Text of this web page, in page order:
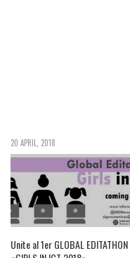
20 APRIL, 2018
Unite al 1er GLOBAL EDITATHON